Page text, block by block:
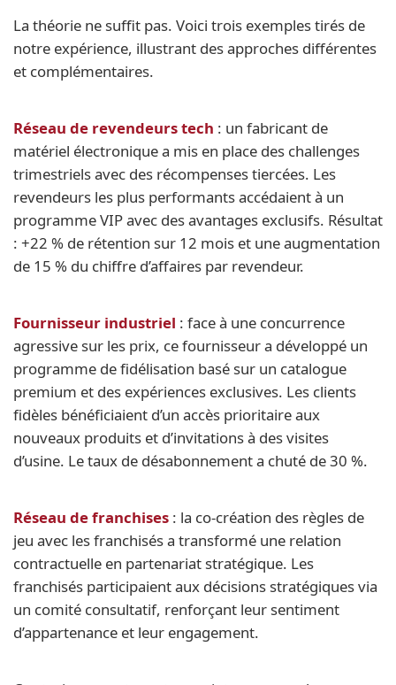
La théorie ne suffit pas. Voici trois exemples tirés de
notre expérience, illustrant des approches différentes
et complémentaires.
Réseau de revendeurs tech : un fabricant de
matériel électronique a mis en place des challenges
trimestriels avec des récompenses tiercées. Les
revendeurs les plus performants accédaient à un
programme VIP avec des avantages exclusifs. Résultat
: +22 % de rétention sur 12 mois et une augmentation
de 15 % du chiffre d’affaires par revendeur.
Fournisseur industriel : face à une concurrence
agressive sur les prix, ce fournisseur a développé un
programme de fidélisation basé sur un catalogue
premium et des expériences exclusives. Les clients
fidèles bénéficiaient d’un accès prioritaire aux
nouveaux produits et d’invitations à des visites
d’usine. Le taux de désabonnement a chuté de 30 %.
Réseau de franchises : la co-création des règles de
jeu avec les franchisés a transformé une relation
contractuelle en partenariat stratégique. Les
franchisés participaient aux décisions stratégiques via
un comité consultatif, renforçant leur sentiment
d’appartenance et leur engagement.